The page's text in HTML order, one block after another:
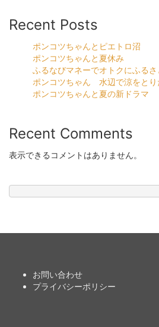
Recent Posts
ポンコツちゃんとピエトロ沼
ポンコツちゃんと夏休み
ふるなびマネーでオトクにふる
ポンコツちゃん 水辺で涼をとり
ポンコツちゃんと夏の新ドラマ
Recent Comments
表示できるコメントはありません。
お問い合わせ
プライバシーポリシー